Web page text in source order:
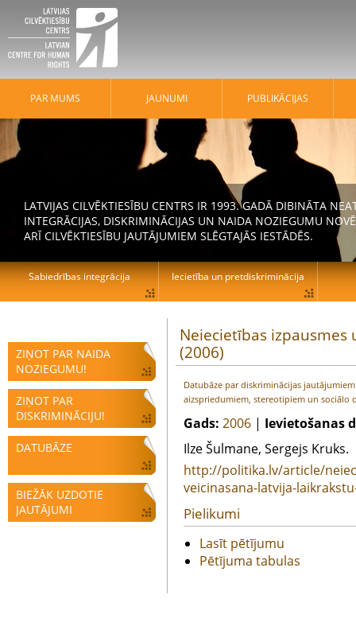
ZIŅOT PAR NAIDA
NOZIEGUMU!
ZIŅOT PAR
DISKRIMINĀCIJU!
DATUBĀZE
BIEŽĀK UZDOTIE
JAUTĀJUMI
Neiecietības izpausmes
(2006)
Datubāze par diskriminācijas
aizspriedumiem, stereotipiem un sociālo
Gads: 2006 | Ievietošanas
Ilze Šulmane, Sergejs Kruks.
http://politika.lv/article/
veicinasana-latvija-
Pielikumi
Lasīt pētījumu
Pētījuma tabulas
PAR MUMS JAUNUMI PUBLIKĀCIJAS
LATVIJAS CILVĒKTIESĪBU CENTRS IR 1993. GADĀ DIBINĀTA
INTEGRĀCIJAS, DISKRIMINĀCIJAS UN NAIDA NOZIEGUMU
ARĪ CILVĒKTIESĪBU JAUTĀJUMIEM SLĒGTAJĀS IESTĀDĒS.
Sabiedrības integrācija Iecietība un pretdiskriminācija